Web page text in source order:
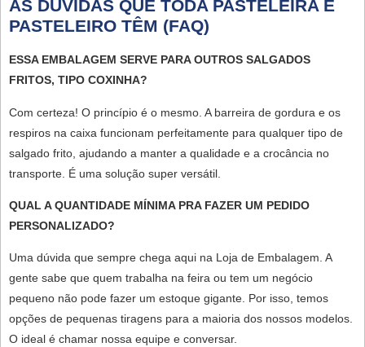
AS DÚVIDAS QUE TODA PASTELEIRA E
PASTELEIRO TÊM (FAQ)
ESSA EMBALAGEM SERVE PARA OUTROS SALGADOS
FRITOS, TIPO COXINHA?
Com certeza! O princípio é o mesmo. A barreira de gordura e os
respiros na caixa funcionam perfeitamente para qualquer tipo de
salgado frito, ajudando a manter a qualidade e a crocância no
transporte. É uma solução super versátil.
QUAL A QUANTIDADE MÍNIMA PRA FAZER UM PEDIDO
PERSONALIZADO?
Uma dúvida que sempre chega aqui na Loja de Embalagem. A
gente sabe que quem trabalha na feira ou tem um negócio
pequeno não pode fazer um estoque gigante. Por isso, temos
opções de pequenas tiragens para a maioria dos nossos modelos.
O ideal é chamar nossa equipe e conversar.